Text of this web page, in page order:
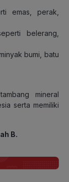
emas, perak,
belerang,
bumi, batu
mineral
serta memiliki
B.